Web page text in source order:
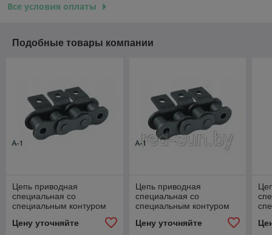
Все условия оплаты
Подобные товары компании
Цепь приводная
специальная со
специальным контуром
пластин A-1, K-1 DIN/ISO
*06С
Цену уточняйте
Цепь приводная
специальная со
специальным контуром
пластин A-1, K-1 DIN/ISO
08А
Цену уточняйте
85